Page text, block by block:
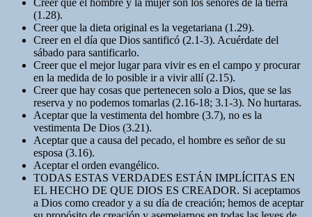
Creer que el hombre y la mujer son los señores de la tierra
(1.28).
Creer que la dieta original es la vegetariana (1.29).
Creer en el día que Dios santificó (2.1-3). Acuérdate del
sábado para santificarlo.
Creer que el mejor lugar para vivir es en el campo y procurar
en la medida de lo posible ir a vivir allí (2.15).
Creer que hay cosas que pertenecen solo a Dios, que se las
reserva y no podemos tomarlas (2.16-18; 3.1-3). No hurtaras.
Aceptar que la vestimenta del hombre (3.7), no es la
vestimenta De Dios (3.21).
Aceptar que a causa del pecado, el hombre es señor de su
esposa (3.16).
Aceptar el orden evangélico.
TODAS ESTAS VERDADES ESTÁN IMPLÍCITAS EN
EL HECHO DE QUE DIOS ES CREADOR. Si aceptamos
a Dios como creador y a su día de creación; hemos de aceptar